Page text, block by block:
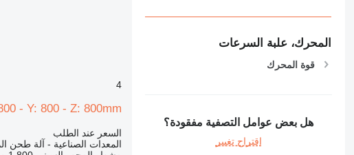
المحرك، علبة السرعات
قوة المحرك
هل بعض عوامل التصفية مفقودة؟
اقتراح تغيير
4
- Y: 800 - Z: 800mm
السعر عند الطلب
المعدات الصناعية - آلة طحن